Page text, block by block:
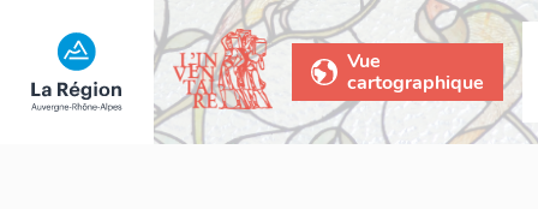
Vue
cartographique